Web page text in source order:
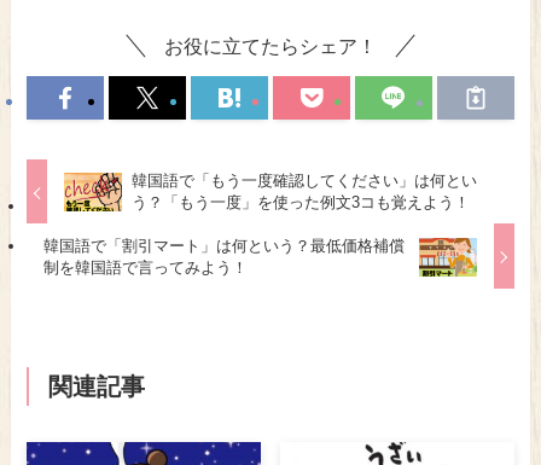
お役に立てたらシェア！
韓国語で「もう一度確認してください」は何とい
う？「もう一度」を使った例文3コも覚えよう！
韓国語で「割引マート」は何という？最低価格補償
制を韓国語で言ってみよう！
関連記事